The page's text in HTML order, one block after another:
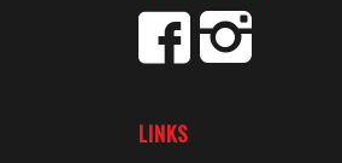
LINKS